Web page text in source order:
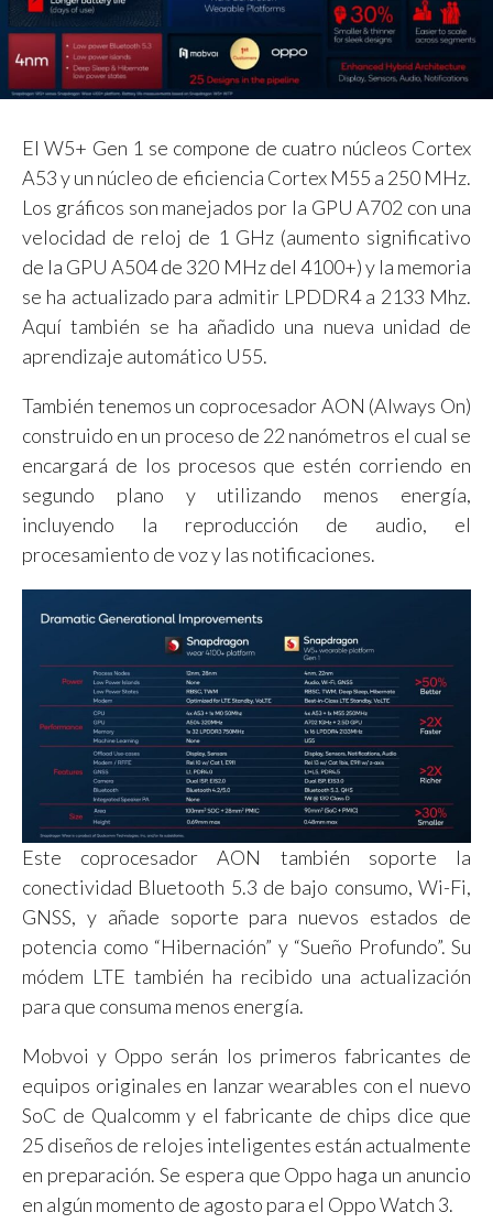
El W5+ Gen 1 se compone de cuatro núcleos Cortex
A53 y un núcleo de eficiencia Cortex M55 a 250 MHz.
Los gráficos son manejados por la GPU A702 con una
velocidad de reloj de 1 GHz (aumento significativo
de la GPU A504 de 320 MHz del 4100+) y la memoria
se ha actualizado para admitir LPDDR4 a 2133 Mhz.
Aquí también se ha añadido una nueva unidad de
aprendizaje automático U55.
También tenemos un coprocesador AON (Always On)
construido en un proceso de 22 nanómetros el cual se
encargará de los procesos que estén corriendo en
segundo plano y utilizando menos energía,
incluyendo la reproducción de audio, el
procesamiento de voz y las notificaciones.
Este coprocesador AON también soporte la
conectividad Bluetooth 5.3 de bajo consumo, Wi-Fi,
GNSS, y añade soporte para nuevos estados de
potencia como “Hibernación” y “Sueño Profundo”. Su
módem LTE también ha recibido una actualización
para que consuma menos energía.
Mobvoi y Oppo serán los primeros fabricantes de
equipos originales en lanzar wearables con el nuevo
SoC de Qualcomm y el fabricante de chips dice que
25 diseños de relojes inteligentes están actualmente
en preparación. Se espera que Oppo haga un anuncio
en algún momento de agosto para el Oppo Watch 3.